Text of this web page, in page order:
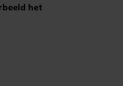
het